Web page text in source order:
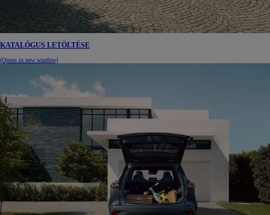
KATALÓGUS LETÖLTÉSE
(Opens in new window)